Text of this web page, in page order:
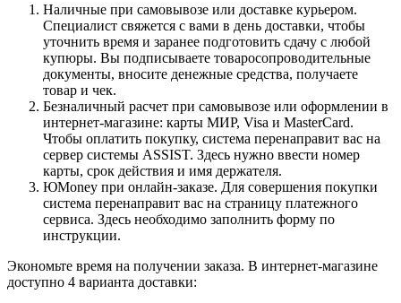
Наличные при самовывозе или доставке курьером.
Специалист свяжется с вами в день доставки, чтобы
уточнить время и заранее подготовить сдачу с любой
купюры. Вы подписываете товаросопроводительные
документы, вносите денежные средства, получаете
товар и чек.
Безналичный расчет при самовывозе или оформлении в
интернет-магазине: карты МИР, Visa и MasterCard.
Чтобы оплатить покупку, система перенаправит вас на
сервер системы ASSIST. Здесь нужно ввести номер
карты, срок действия и имя держателя.
ЮMoney при онлайн-заказе. Для совершения покупки
система перенаправит вас на страницу платежного
сервиса. Здесь необходимо заполнить форму по
инструкции.
Экономьте время на получении заказа. В интернет-магазине
доступно 4 варианта доставки: